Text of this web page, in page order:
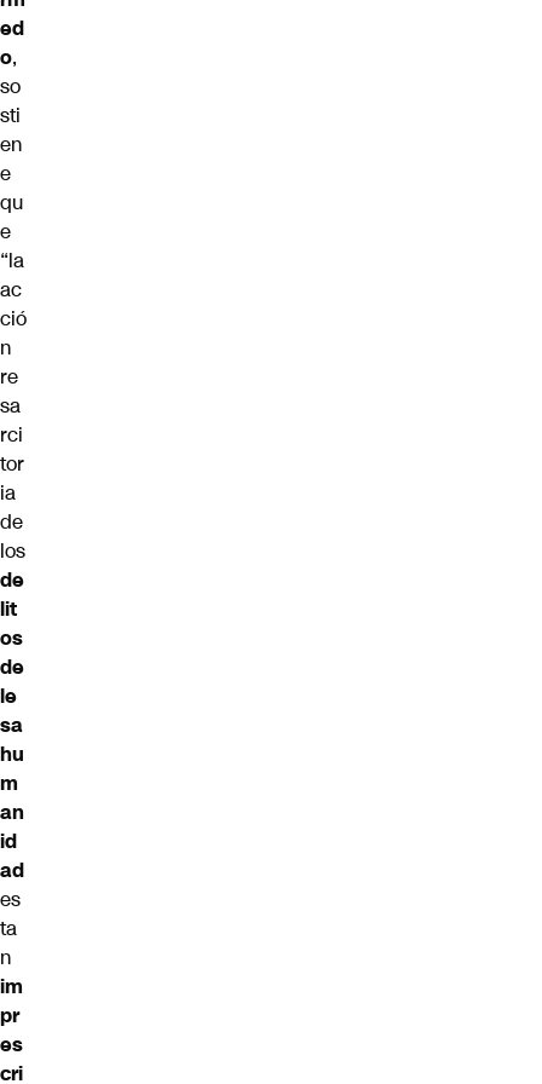
ed
o,
so
sti
en
e
qu
e
“la
ac
ció
n
re
sa
rci
tor
ia
de
los
de
lit
os
de
le
sa
hu
m
an
id
ad
es
ta
n
im
pr
es
cri